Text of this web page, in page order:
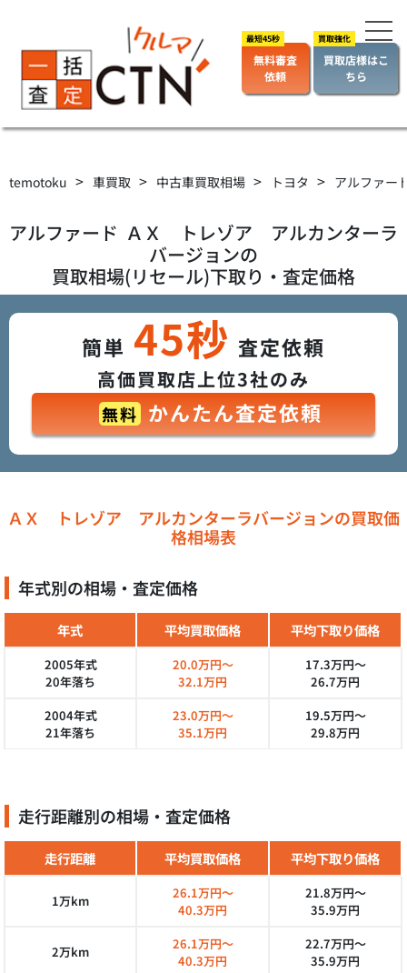
無料審査
依頼
買取店様はこ
ちら
temotoku > 車買取 > 中古車買取相場 > トヨタ > アルファー
アルファード ＡＸ トレゾア アルカンターラ
バージョンの
買取相場(リセール)下取り・査定価格
簡単 45秒 査定依頼
高価買取店上位3社のみ
無料 かんたん査定依頼
ＡＸ トレゾア アルカンターラバージョンの買取価
格相場表
年式別の相場・査定価格
年式 平均買取価格 平均下取り価格
2005年式
20年落ち
20.0万円～
32.1万円
17.3万円～
26.7万円
2004年式
21年落ち
23.0万円～
35.1万円
19.5万円～
29.8万円
走行距離別の相場・査定価格
走行距離 平均買取価格 平均下取り価格
1万km
26.1万円～
40.3万円
21.8万円～
35.9万円
2万km
26.1万円～
40.3万円
22.7万円～
35.9万円